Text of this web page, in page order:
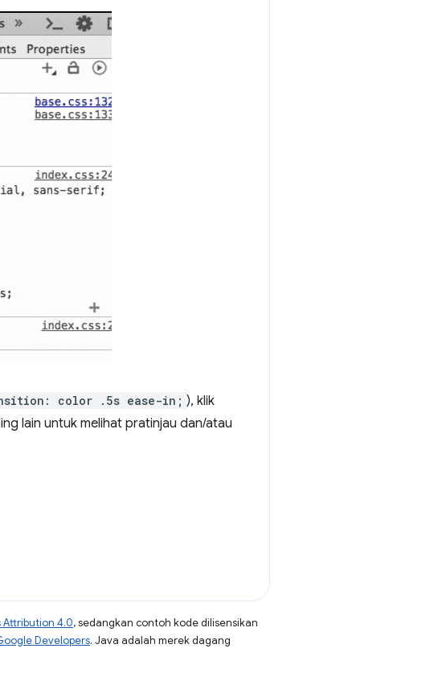
color .5s ease-in; ), klik
lain untuk melihat pratinjau dan/atau
Attribution 4.0, sedangkan contoh kode dilisensikan
Developers. Java adalah merek dagang